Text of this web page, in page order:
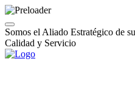
Somos el Aliado Estratégico de
Calidad y Servicio